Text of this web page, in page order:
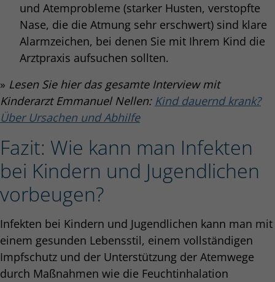
und Atemprobleme (starker Husten, verstopfte
Nase, die die Atmung sehr erschwert) sind klare
Alarmzeichen, bei denen Sie mit Ihrem Kind die
Arztpraxis aufsuchen sollten.
» Lesen Sie hier das gesamte Interview mit
Kinderarzt Emmanuel Nellen: Kind dauernd krank?
Über Ursachen und Abhilfe
Fazit: Wie kann man Infekten
bei Kindern und Jugendlichen
vorbeugen?
Infekten bei Kindern und Jugendlichen kann man mit
einem gesunden Lebensstil, einem vollständigen
Impfschutz und der Unterstützung der Atemwege
durch Maßnahmen wie die Feuchtinhalation